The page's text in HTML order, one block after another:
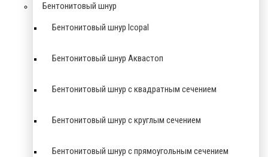
Бентонитовый шнур
Бентонитовый шнур Icopal
Бентонитовый шнур Аквастоп
Бентонитовый шнур с квадратным сечением
Бентонитовый шнур с круглым сечением
Бентонитовый шнур с прямоугольным сечением